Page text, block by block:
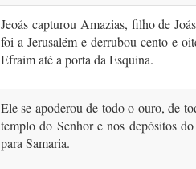
Jeoás capturou Amazias, filho de
foi a Jerusalém e derrubou cento e
Efraim até a porta da Esquina.
Ele se apoderou de todo o ouro, de
templo do Senhor e nos depósitos
para Samaria.